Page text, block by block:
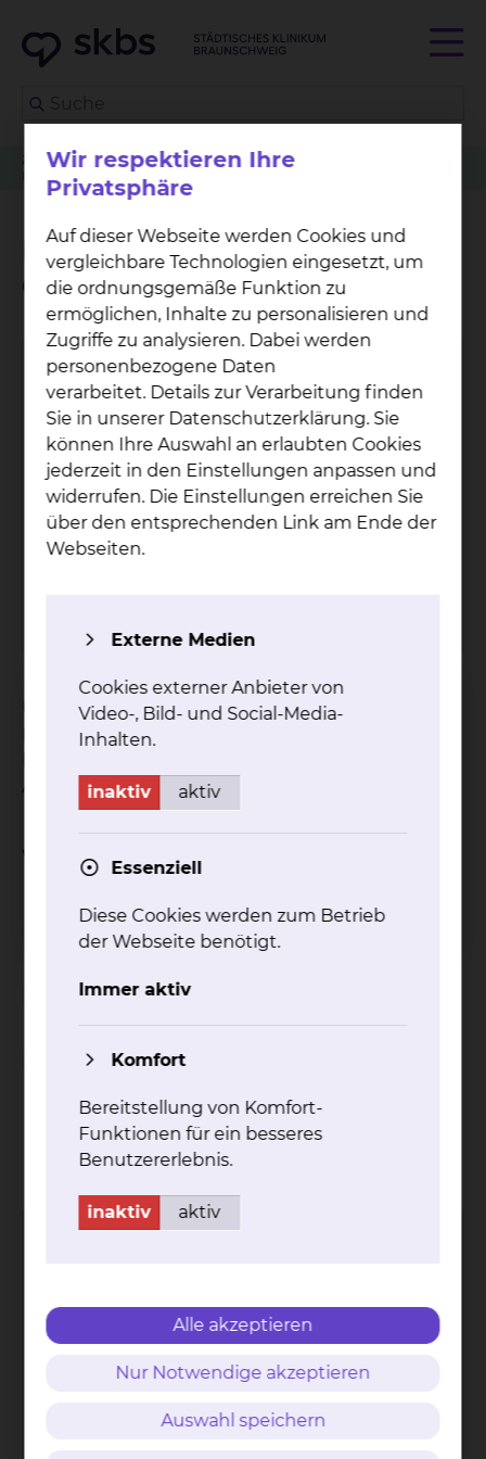
Zuweiser Patient anmelden
Radiologie & Nuklearmedizin
Betreuungsangebot der Grünen Damen und Herren
Betreuungsangebot der
Grünen Damen und Herren
Grü­ne Da­men & Her­ren
Unsere ehrenamtlich tätigen Grünen Damen und
Herren stehen unseren Patientinnen und
Aufenthalt bei uns zu erleichtern.
Weitere Informationen
Besuchsservice
Unterstützung während des stationären
Spielnachmittag in der Geriatrie
Kontakt Impressum AVB
Datenschutz
Bildnachweise
Städtisches Klinikum
Braunschweig gGmbH
38118 Braunschweig
Wir respektieren Ihre
Privatsphäre
Auf dieser Webseite werden Cookies und
vergleichbare Technologien eingesetzt, um
die ordnungsgemäße Funktion zu
ermöglichen, Inhalte zu personalisieren und
Zugriffe zu analysieren. Dabei werden
personenbezogene Daten
verarbeitet. Details zur Verarbeitung finden
Sie in unserer Datenschutzerklärung. Sie
können Ihre Auswahl an erlaubten Cookies
jederzeit in den Einstellungen anpassen und
widerrufen. Die Einstellungen erreichen Sie
über den entsprechenden Link am Ende der
Webseiten.
Externe Medien
Cookies externer Anbieter von
Video-, Bild- und Social-Media-
Inhalten.
inaktiv aktiv
Essenziell
Diese Cookies werden zum Betrieb
der Webseite benötigt.
Immer aktiv
Komfort
Bereitstellung von Komfort-
Funktionen für ein besseres
Benutzererlebnis.
inaktiv aktiv
Alle akzeptieren
Nur Notwendige akzeptieren
Auswahl speichern